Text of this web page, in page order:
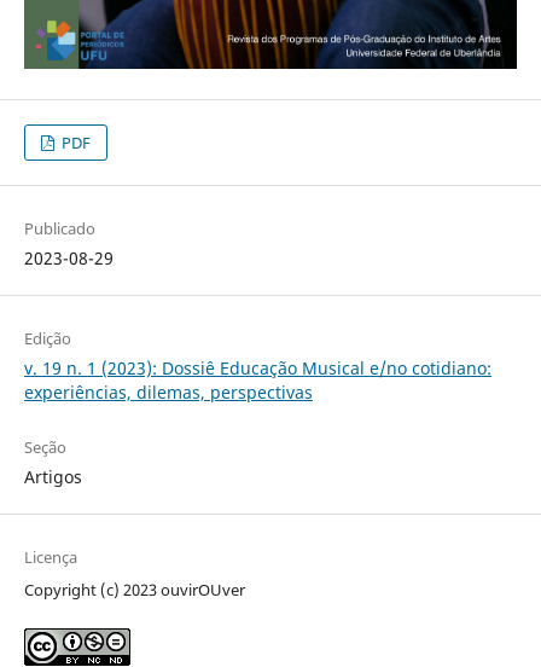
PDF
Publicado
2023-08-29
Edição
v. 19 n. 1 (2023): Dossiê Educação Musical e/no cotidiano:
experiências, dilemas, perspectivas
Seção
Artigos
Licença
Copyright (c) 2023 ouvirOUver